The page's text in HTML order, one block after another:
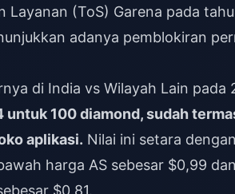
(ToS) Garena pada
adanya pemblokiran
di India vs Wilayah Lain pada
100 diamond, sudah
aplikasi. Nilai ini setara
harga AS sebesar $0,99
$0,81.